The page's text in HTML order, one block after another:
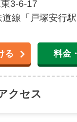
3-6-17
線「戸塚安行
る 料金
クセス